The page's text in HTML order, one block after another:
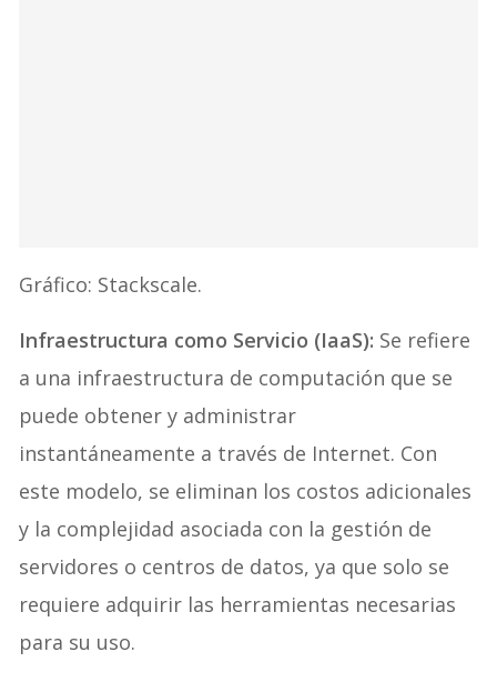
Gráfico: Stackscale.
Infraestructura como Servicio (IaaS): Se refiere
a una infraestructura de computación que se
puede obtener y administrar
instantáneamente a través de Internet. Con
este modelo, se eliminan los costos adicionales
y la complejidad asociada con la gestión de
servidores o centros de datos, ya que solo se
requiere adquirir las herramientas necesarias
para su uso.